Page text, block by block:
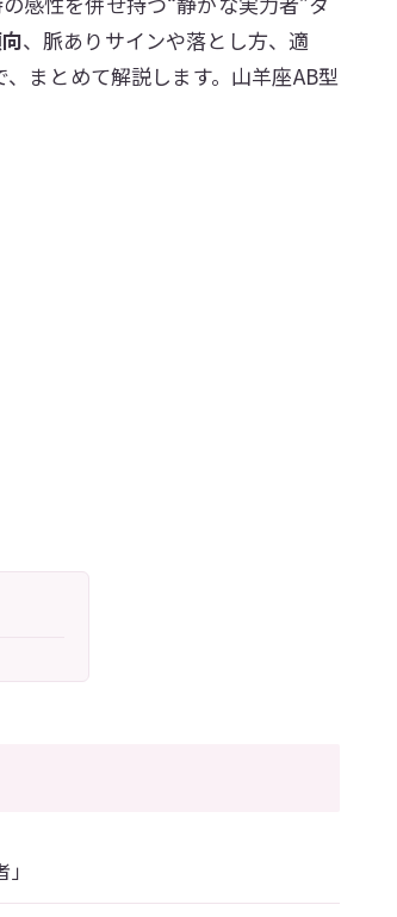
、脈ありサインや落とし方、適
、まとめて解説します。山羊座AB型